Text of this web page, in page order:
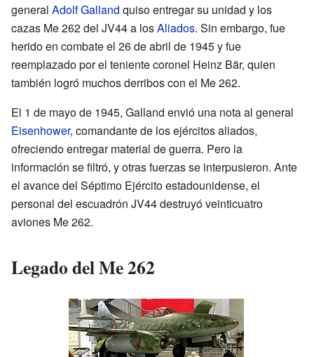
general Adolf Galland quiso entregar su unidad y los
cazas Me 262 del JV44 a losAliados. Sin embargo, fue
herido en combate el 26 de abril de 1945 y fue
reemplazado por el teniente coronel Heinz Bär, quien
también logró muchos derribos con el Me 262.
El 1 de mayo de 1945, Galland envió una nota al general
Eisenhower, comandante de los ejércitos aliados,
ofreciendo entregar material de guerra. Pero la
información se filtró, y otras fuerzas se interpusieron. Ante
el avance del Séptimo Ejército estadounidense, el
personal del escuadrón JV44 destruyó veinticuatro
aviones Me 262.
Legado del Me 262